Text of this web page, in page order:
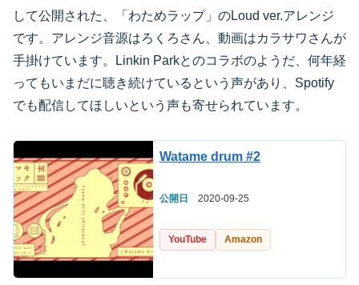
して公開された、「わためラップ」のLoud ver.アレンジ
です。アレンジ音源はろくろさん、動画はカラサワさんが
手掛けています。Linkin Parkとのコラボのようだ、何年経
ってもいまだに聴き続けているという声があり、Spotify
でも配信してほしいという声も寄せられています。
Watame drum #2
公開日 2020-09-25
YouTube Amazon